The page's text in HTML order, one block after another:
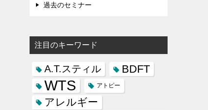
過去のセミナー
注目のキーワード
A.T.スティル BDFT
WTS アトピー
アレルギー